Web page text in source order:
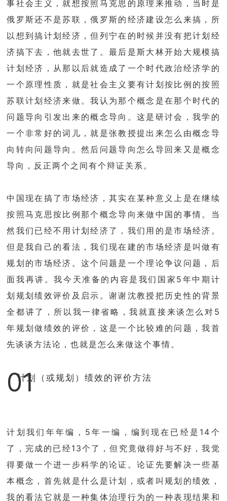
事社会主义，就想按照马克思的原理来推动，当时是
俄罗斯还不是苏联，俄罗斯的经济建设怎么来搞，所
以想到搞计划经济，但列宁在的时候并没有把计划经
济搞下去，他就去世了。最后是斯大林开始大规模搞
计划经济，从那以后就造成了一个时代政治经济学的
一个原理性质，就是社会主义要有计划按比例的按照
苏联计划经济来做。我认为那个概念是在那个时代的
问题导向引发出来的概念导向。这是研讨会，我学的
一个非常好的词儿，就是张教授提出来怎么由概念导
向转向问题导向。然后问题导向怎么导回来又是概念
导向，反正两个之间有个辩证关系。
中国现在搞了市场经济，其实在某种意义上是在继续
按照马克思按比例那个概念导向来做中国的事情。当
然我们已经不用计划经济了，我们用的是市场经济。
但是我自己的看法，我们现在建的市场经济是叫做有
规划的市场经济。这个问题是一个理论争议问题，后
面我再讲。我今天准备的内容是我们国家5年中期计
划规划绩效评价及启示。谢谢沈教授把历史性的背景
全都讲了，所以我一律省略，我就直接来谈怎么对5
年规划做绩效的评价，这是一个比较难的问题，我首
先谈谈方法论，也就是怎么来做这个事情。
计划（或规划）绩效的评价方法
01
计划我们年年编，5年一编，编到现在已经是14个
了，完成的已经13个了，但究竟做得好与不好，我觉
得要做一个进一步科学的论证。论证先要解决一些基
本概念，首先就是什么是计划，或者叫规划的绩效，
我的看法它就是一种集体治理行为的一种表现结果和